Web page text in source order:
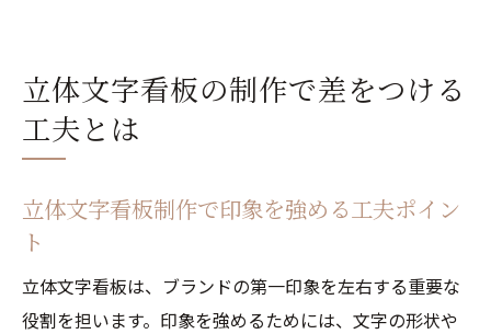
立体文字看板の制作で差をつける
工夫とは
立体文字看板制作で印象を強める工夫ポイン
ト
立体文字看板は、ブランドの第一印象を左右する重要な
役割を担います。印象を強めるためには、文字の形状や